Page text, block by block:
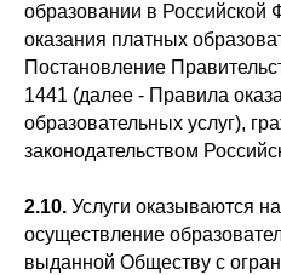
образовании в
оказания платных
Постановление
1441 (далее - Правила
образовательных услуг),
законодательством
2.10. Услуги оказываются
осуществление
выданной Обществу с